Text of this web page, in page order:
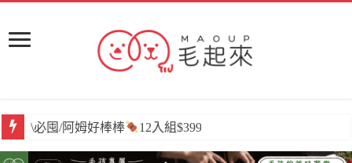
\必囤/阿姆好棒棒 12入組$399